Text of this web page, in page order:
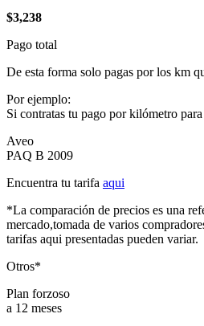
$3,238
Pago total
De esta forma solo pagas por los km
Por ejemplo:
Si contratas tu pago por kilómetro
Aveo
PAQ B 2009
Encuentra tu tarifa aqui
*La comparación de precios es una
mercado,tomada de varios
tarifas aqui presentadas pueden variar.
Otros*
Plan forzoso
a 12 meses